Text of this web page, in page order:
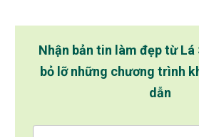
Nhận bản tin làm đẹp từ
bỏ lỡ những chương trình
dẫn